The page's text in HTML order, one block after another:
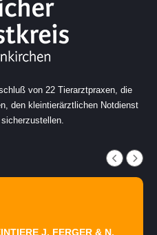
von 22 Tierarztpraxen, die
den kleintierärztlichen Notdienst
J. FERGER & N.